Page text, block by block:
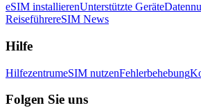
eSIM installierenUnterstützte Geräte
ReiseführereSIM News
Hilfe
HilfezentrumeSIM nutzenFehlerbehebung
Folgen Sie uns